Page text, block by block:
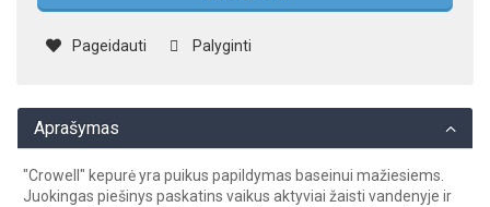
Pageidauti Palyginti
Aprašymas
"Crowell" kepurė yra puikus papildymas baseinui mažiesiems.
Juokingas piešinys paskatins vaikus aktyviai žaisti vandenyje ir